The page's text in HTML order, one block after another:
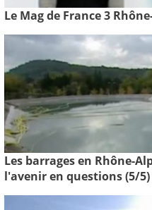
Le Mag de France 3
Les barrages en Rhône-
l'avenir en questions (5/5)